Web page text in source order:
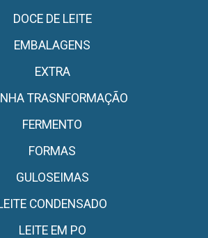
DOCE DE LEITE
EMBALAGENS
EXTRA
TRASNFORMAÇÃO
FERMENTO
FORMAS
GULOSEIMAS
CONDENSADO
LEITE EM PO